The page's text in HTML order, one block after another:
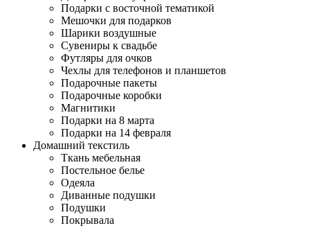
Подарки с восточной тематикой
Мешочки для подарков
Шарики воздушные
Сувениры к свадьбе
Футляры для очков
Чехлы для телефонов и планшетов
Подарочные пакеты
Подарочные коробки
Магнитики
Подарки на 8 марта
Подарки на 14 февраля
Домашний текстиль
Ткань мебельная
Постельное белье
Одеяла
Диванные подушки
Подушки
Покрывала